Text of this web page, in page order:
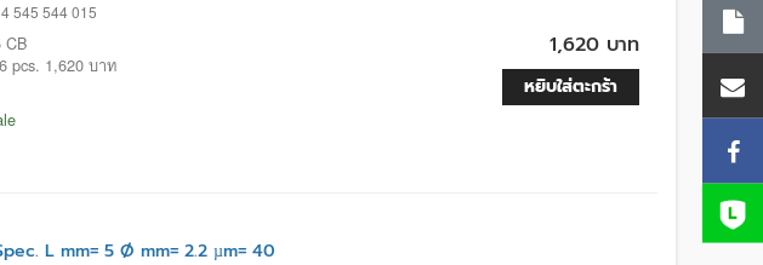
545 544 015
CB
pcs. 1,620 บาท
1,620 บาท
หยิบใส่ตะกร้า
L mm= 5 Ø mm= 2.2 µm= 40